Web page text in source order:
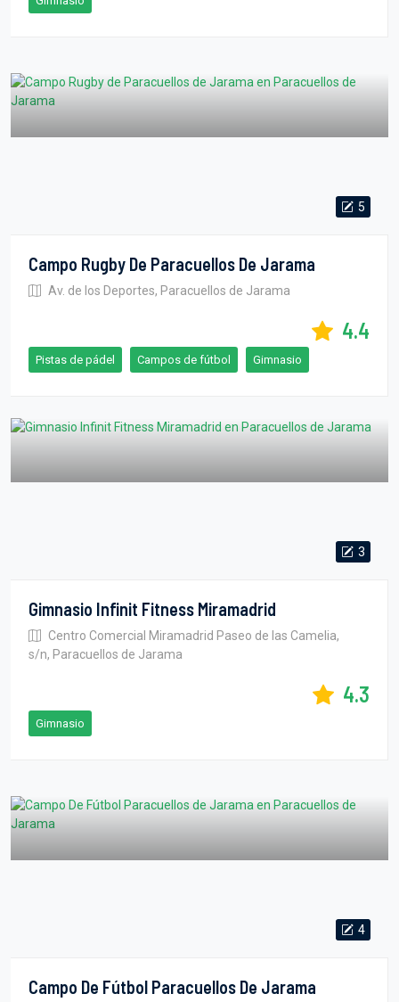
5
Campo Rugby De Paracuellos De Jarama
Av. de los Deportes, Paracuellos de Jarama
4.4
Pistas de pádel Campos de fútbol Gimnasio
3
Gimnasio Infinit Fitness Miramadrid
Centro Comercial Miramadrid Paseo de las Camelia,
s/n, Paracuellos de Jarama
4.3
Gimnasio
4
Campo De Fútbol Paracuellos De Jarama